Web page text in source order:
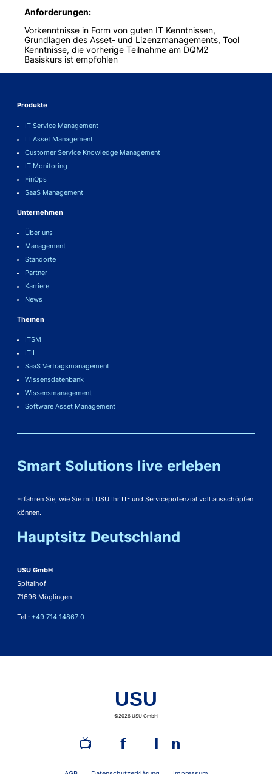
Anforderungen
Vorkenntnisse in Form von guten IT Kenntnissen,
Grundlagen des Asset- und Lizenzmanagements, Tool
Kenntnisse, die vorherige Teilnahme am DQM2
Basiskurs ist empfohlen
Produkte
IT Service Management
IT Asset Management
Customer Service Knowledge Management
IT Monitoring
FinOps
SaaS Management
Unternehmen
Über uns
Management
Standorte
Partner
Karriere
News
Themen
ITSM
ITIL
SaaS Vertragsmanagement
Wissensdatenbank
Wissensmanagement
Software Asset Management
Smart Solutions live erleben
Erfahren Sie, wie Sie mit USU Ihr IT- und Servicepotenzial voll ausschöpfen
können.
Hauptsitz Deutschland
USU GmbH
Spitalhof
71696 Möglingen
Tel.: +49 714 14867 0
USU
©2026 USU GmbH
📺︎ 𝗳 𝗶𝗻